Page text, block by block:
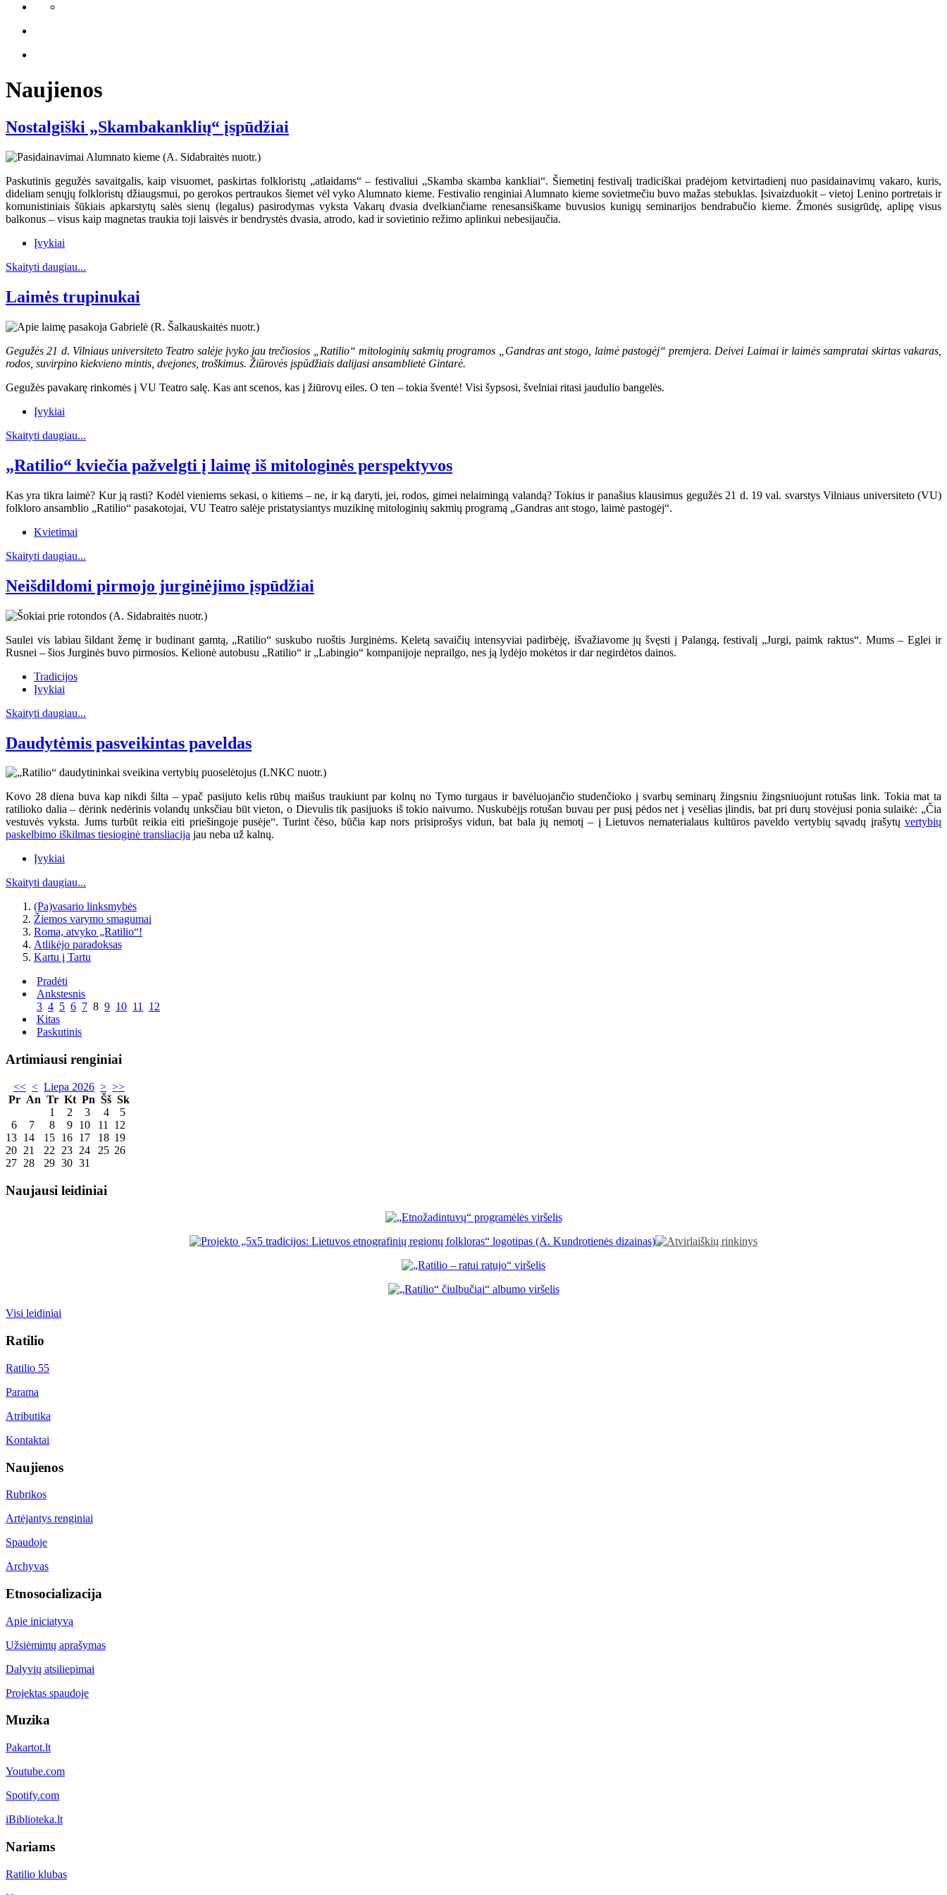
Naujienos
Nostalgiški „Skambakanklių“ įspūdžiai
Paskutinis gegužės savaitgalis, kaip visuomet, paskirtas folkloristų „atlaidams“ – festivaliui „Skamba skamba kankliai“. Šiemetinį festivalį tradiciškai pradėjom ketvirtadienį nuo pasidainavimų vakaro, kuris,
dideliam senųjų folkloristų džiaugsmui, po gerokos pertraukos šiemet vėl vyko Alumnato kieme. Festivalio renginiai Alumnato kieme sovietmečiu buvo mažas stebuklas. Įsivaizduokit – vietoj Lenino portretais ir
komunistiniais šūkiais apkarstytų salės sienų (legalus) pasirodymas vyksta Vakarų dvasia dvelkiančiame renesansiškame buvusios kunigų seminarijos bendrabučio kieme. Žmonės susigrūdę, aplipę visus
balkonus – visus kaip magnetas traukia toji laisvės ir bendrystės dvasia, atrodo, kad ir sovietinio režimo aplinkui nebesijaučia.
Įvykiai
Skaityti daugiau...
Laimės trupinukai
Gegužės 21 d. Vilniaus universiteto Teatro salėje įvyko jau trečiosios „Ratilio“ mitologinių sakmių programos „Gandras ant stogo, laimė pastogėj“ premjera. Deivei Laimai ir laimės sampratai skirtas vakaras,
rodos, suvirpino kiekvieno mintis, dvejones, troškimus. Žiūrovės įspūdžiais dalijasi ansamblietė Gintarė.
Gegužės pavakarę rinkomės į VU Teatro salę. Kas ant scenos, kas į žiūrovų eiles. O ten – tokia šventė! Visi šypsosi, švelniai ritasi jaudulio bangelės.
Įvykiai
Skaityti daugiau...
„Ratilio“ kviečia pažvelgti į laimę iš mitologinės perspektyvos
Kas yra tikra laimė? Kur ją rasti? Kodėl vieniems sekasi, o kitiems – ne, ir ką daryti, jei, rodos, gimei nelaimingą valandą? Tokius ir panašius klausimus gegužės 21 d. 19 val. svarstys Vilniaus universiteto (VU)
folkloro ansamblio „Ratilio“ pasakotojai, VU Teatro salėje pristatysiantys muzikinę mitologinių sakmių programą „Gandras ant stogo, laimė pastogėj“.
Kvietimai
Skaityti daugiau...
Neišdildomi pirmojo jurginėjimo įspūdžiai
Saulei vis labiau šildant žemę ir budinant gamtą, „Ratilio“ suskubo ruoštis Jurginėms. Keletą savaičių intensyviai padirbėję, išvažiavome jų švęsti į Palangą, festivalį „Jurgi, paimk raktus“. Mums – Eglei ir
Rusnei – šios Jurginės buvo pirmosios. Kelionė autobusu „Ratilio“ ir „Labingio“ kompanijoje neprailgo, nes ją lydėjo mokėtos ir dar negirdėtos dainos.
Tradicijos
Įvykiai
Skaityti daugiau...
Daudytėmis pasveikintas paveldas
Kovo 28 diena buva kap nikdi šilta – ypač pasijuto kelis rūbų maišus traukiunt par kolnų no Tymo turgaus ir bavėluojančio studenčioko į svarbų seminarų žingsniu žingsniuojunt rotušas link. Tokia mat ta
ratilioko dalia – dėrink nedėrinis volandų unksčiau būt vieton, o Dievulis tik pasijuoks iš tokio naivumo. Nuskubėjįs rotušan buvau per pusį pėdos net į vesėlias įlindis, bat pri durų stovėjusi ponia sulaikė: „Čia
vestuvės vyksta. Jums turbūt reikia eiti priešingoje pusėje“. Turint čėso, būčia kap nors prisiprošys vidun, bat bala jų nemotį – į Lietuvos nematerialaus kultūros paveldo vertybių sąvadų įrašytų vertybių
paskelbimo iškilmas tiesioginė transliacija jau neba už kalnų.
Įvykiai
Skaityti daugiau...
(Pa)vasario linksmybės
Žiemos varymo smagumai
Roma, atvyko „Ratilio“!
Atlikėjo paradoksas
Kartu į Tartu
Pradėti
Ankstesnis
3 4 5 6 7 8 9 10 11 12
Kitas
Paskutinis
Artimiausi renginiai
<< < Liepa 2026 > >>
Pr An Tr Kt Pn Šš Sk
1
2 3 4
5
6
7 8 9 10 11
12
13 14 15 16 17 18 19
20 21 22 23 24 25 26
27 28 29 30 31
Naujausi leidiniai
Visi leidiniai
Ratilio
Ratilio 55
Parama
Atributika
Kontaktai
Naujienos
Rubrikos
Artėjantys renginiai
Spaudoje
Archyvas
Etnosocializacija
Apie iniciatyvą
Užsiėmimų aprašymas
Dalyvių atsiliepimai
Projektas spaudoje
Muzika
Pakartot.lt
Youtube.com
Spotify.com
iBiblioteka.lt
Nariams
Ratilio klubas